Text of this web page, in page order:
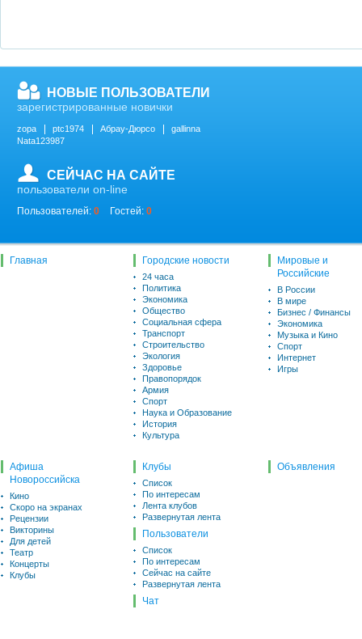
НОВЫЕ ПОЛЬЗОВАТЕЛИ
зарегистрированные новички
zopa ptc1974 Абрау-Дюрсо
gallinna
Nata123987
СЕЙЧАС НА САЙТЕ
пользователи on-line
Пользователей: 0 Гостей: 0
Главная Городские новости
24 часа
Политика
Экономика
Общество
Социальная сфера
Транспорт
Строительство
Экология
Здоровье
Правопорядок
Армия
Спорт
Наука и Образование
История
Культура
Мировые и
Российские
В России
В мире
Бизнес / Финансы
Экономика
Музыка и Кино
Спорт
Интернет
Игры
Афиша
Новороссийска
Кино
Скоро на экранах
Рецензии
Викторины
Для детей
Театр
Концерты
Клубы
Клубы
Список
По интересам
Лента клубов
Развернутая лента
Пользователи
Список
По интересам
Сейчас на сайте
Развернутая лента
Чат
Объявления